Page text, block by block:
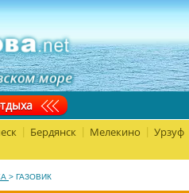
Бердянск Мелекино Урзуф
> ГАЗОВИК